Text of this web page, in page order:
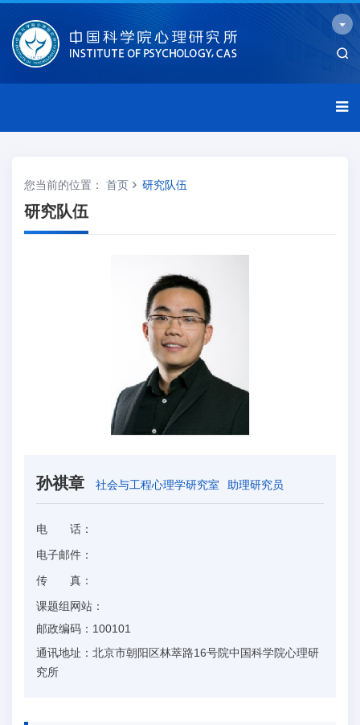
您当前的位置： 首页 研究队伍
研究队伍
孙祺章 社会与工程心理学研究室 助理研究员
电 话：
电子邮件：
传 真：
课题组网站：
邮政编码： 100101
通讯地址： 北京市朝阳区林萃路16号院中国科学院心理研
究所